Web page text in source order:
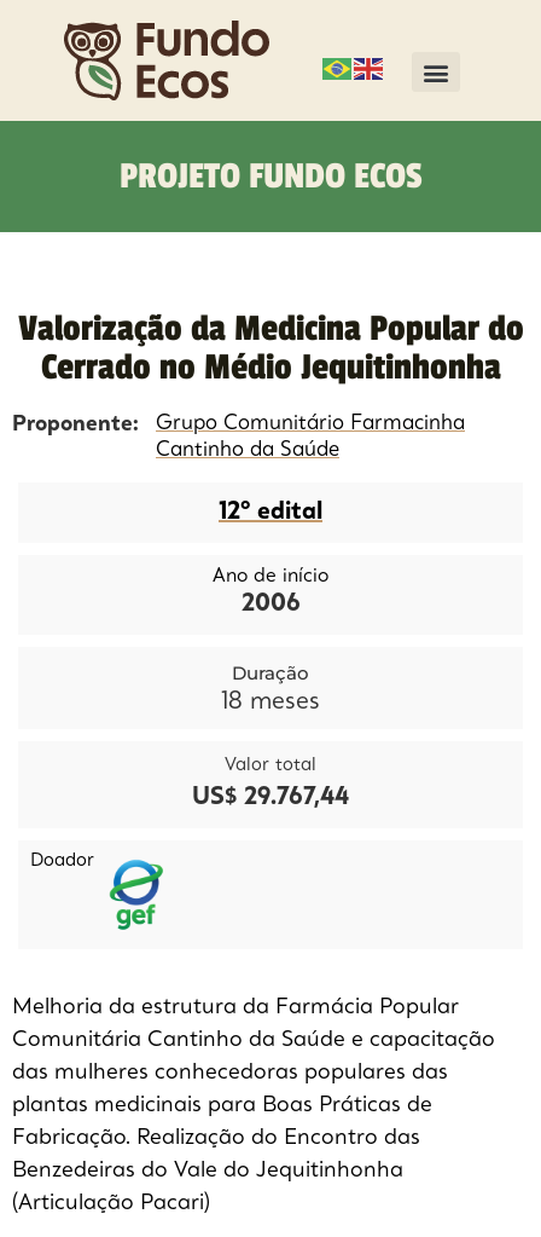
PROJETO FUNDO ECOS
Valorização da Medicina Popular do
Cerrado no Médio Jequitinhonha
Proponente: Grupo Comunitário Farmacinha
Cantinho da Saúde
12º edital
Ano de início
2006
Duração
18 meses
Valor total
US$ 29.767,44
Doador
Melhoria da estrutura da Farmácia Popular
Comunitária Cantinho da Saúde e capacitação
das mulheres conhecedoras populares das
plantas medicinais para Boas Práticas de
Fabricação. Realização do Encontro das
Benzedeiras do Vale do Jequitinhonha
(Articulação Pacari)